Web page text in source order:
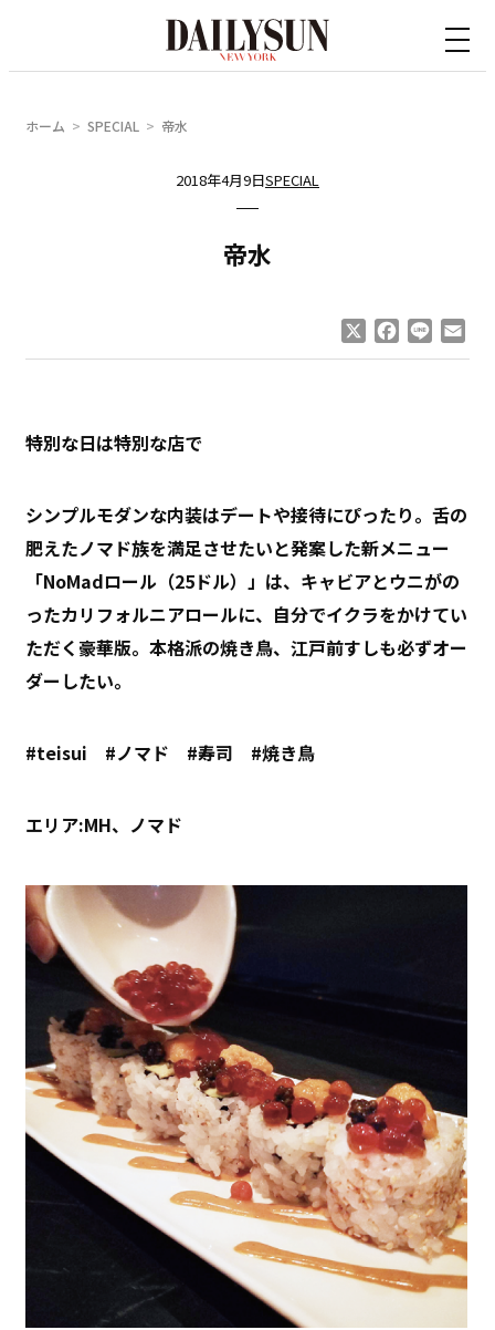
ホーム SPECIAL 帝水
2018年4月9日SPECIAL
帝水
Facebook
Line
特別な日は特別な店で
シンプルモダンな内装はデートや接待にぴったり。舌の
肥えたノマド族を満足させたいと発案した新メニュー
「NoMadロール（25ドル）」は、キャビアとウニがの
ったカリフォルニアロールに、自分でイクラをかけてい
ただく豪華版。本格派の焼き鳥、江戸前すしも必ずオー
ダーしたい。
#teisui #ノマド #寿司 #焼き鳥
エリア:MH、ノマド